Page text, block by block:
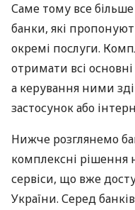
Саме тому все
банки, які
окремі послуги.
отримати всі
а керування ними
застосунок або
Нижче розглянемо
комплексні рішення
сервіси, що вже
України. Серед